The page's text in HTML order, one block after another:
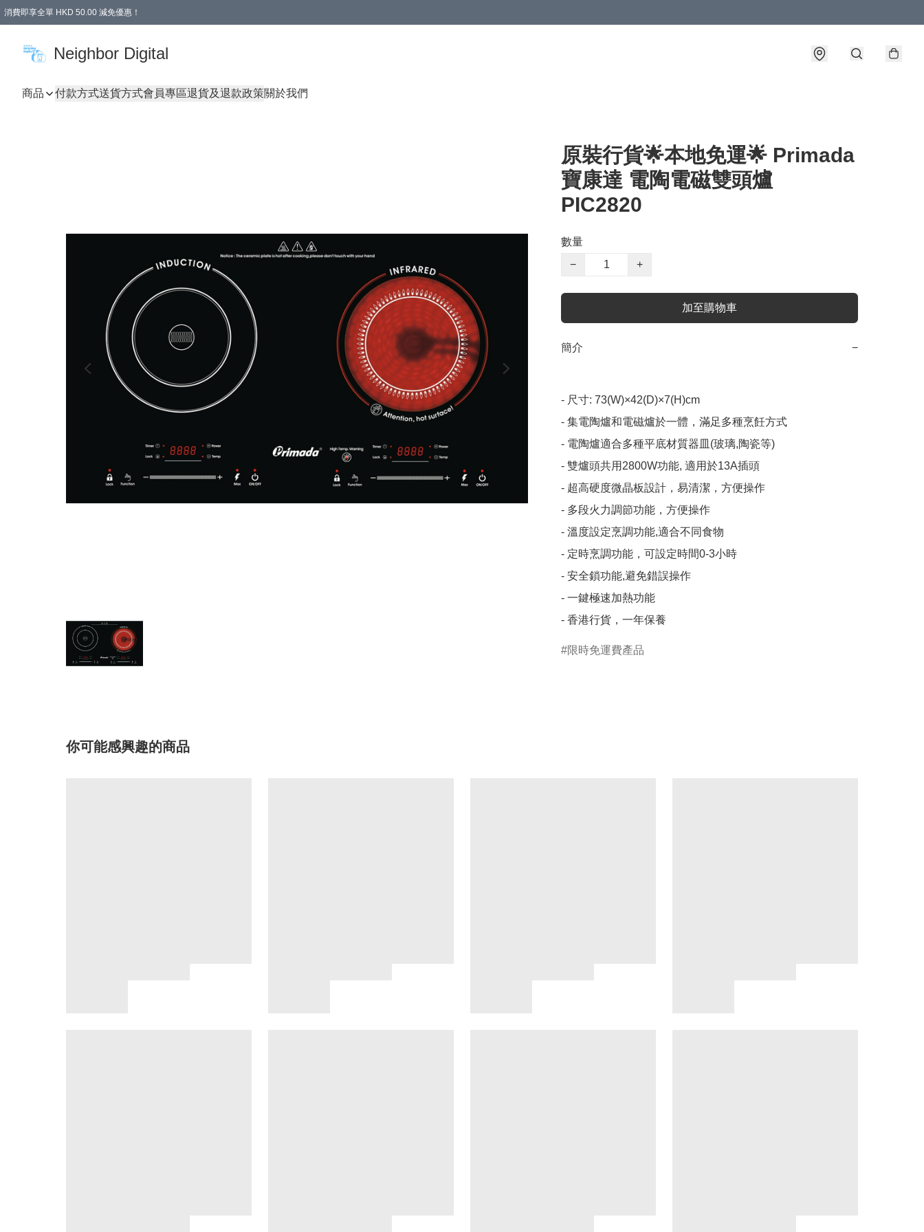
消費即享全單 HKD 50.00 減免優惠！
Neighbor Digital
商品 付款方式送貨方式會員專區退貨及退款政策關於我們
原裝行貨🌟本地免運🌟 Primada
寶康達 電陶電磁雙頭爐
PIC2820
數量
−
+
加至購物車
簡介 −
- 尺寸: 73(W)×42(D)×7(H)cm
- 集電陶爐和電磁爐於一體，滿足多種烹飪方式
- 電陶爐適合多種平底材質器皿(玻璃,陶瓷等)
- 雙爐頭共用2800W功能, 適用於13A插頭
- 超高硬度微晶板設計，易清潔，方便操作
- 多段火力調節功能，方便操作
- 溫度設定烹調功能,適合不同食物
- 定時烹調功能，可設定時間0-3小時
- 安全鎖功能,避免錯誤操作
- 一鍵極速加熱功能
- 香港行貨，一年保養
限時免運費產品
你可能感興趣的商品